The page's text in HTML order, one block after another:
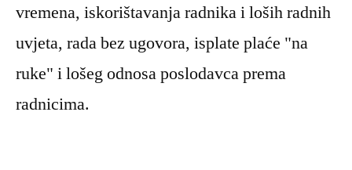
vremena, iskorištavanja radnika i loših radnih
uvjeta, rada bez ugovora, isplate plaće "na
ruke" i lošeg odnosa poslodavca prema
radnicima.